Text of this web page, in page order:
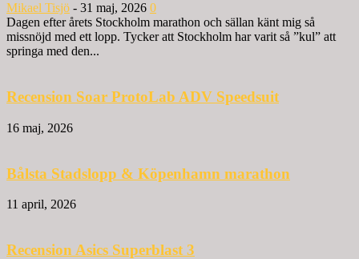
Mikael Tisjö - 31 maj, 2026 0
Dagen efter årets Stockholm marathon och sällan känt mig så
missnöjd med ett lopp. Tycker att Stockholm har varit så ”kul” att
springa med den...
Recension Soar ProtoLab ADV Speedsuit
16 maj, 2026
Bålsta Stadslopp & Köpenhamn marathon
11 april, 2026
Recension Asics Superblast 3